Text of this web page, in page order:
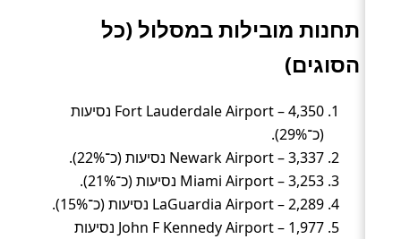
תחנות מובילות במסלול (כל
הסוגים)
Fort Lauderdale Airport – 4,350 נסיעות
(כ־29%).
Newark Airport – 3,337 נסיעות (כ־22%).
Miami Airport – 3,253 נסיעות (כ־21%).
LaGuardia Airport – 2,289 נסיעות (כ־15%).
John F Kennedy Airport – 1,977 נסיעות